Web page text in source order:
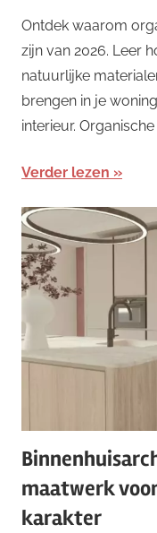
Ontdek waarom
zijn van 2026. Leer
natuurlijke
brengen in je
interieur.
Verder lezen
maatwerk
karakter